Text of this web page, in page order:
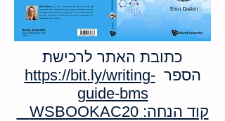
כתובת האתר לרכישת
הספרhttps://bit.ly/writing-
guide-bms
קוד הנחה: WSBOOKAC20